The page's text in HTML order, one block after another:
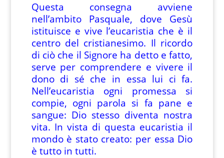
Questa consegna avviene
nell’ambito Pasquale, dove Gesù
istituisce e vive l’eucaristia che è il
centro del cristianesimo. Il ricordo
di ciò che il Signore ha detto e fatto,
serve per comprendere e vivere il
dono di sé che in essa lui ci fa.
Nell’eucaristia ogni promessa si
compie, ogni parola si fa pane e
sangue: Dio stesso diventa nostra
vita. In vista di questa eucaristia il
mondo è stato creato: per essa Dio
è tutto in tutti.